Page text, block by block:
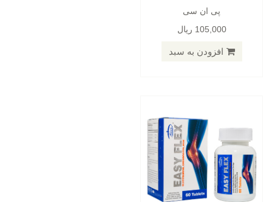
پی ان سی
105,000 ریال
افزودن به سبد
حاوی 0 عدد قرص
پی ان سی
72,600 ریال